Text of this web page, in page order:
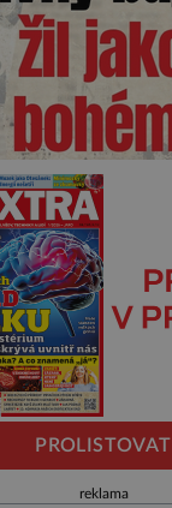
PROLISTOVAT
reklama